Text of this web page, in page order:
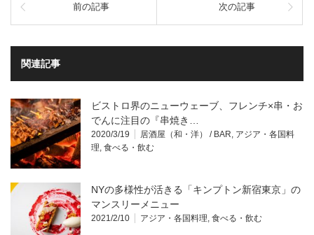
前の記事 次の記事
関連記事
ビストロ界のニューウェーブ、フレンチ×串・お
でんに注目の『串焼き…
2020/3/19 居酒屋（和・洋） / BAR, アジア・各国料
理, 食べる・飲む
NYの多様性が活きる「キンプトン新宿東京」の
マンスリーメニュー
2021/2/10 アジア・各国料理, 食べる・飲む